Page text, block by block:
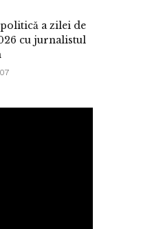
a zilei de
cu jurnalistul